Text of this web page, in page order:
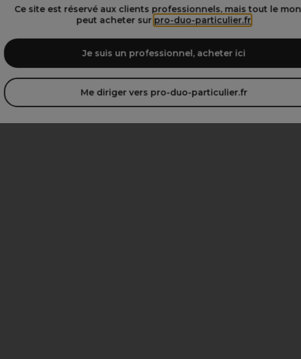
Ce site est réservé aux clients professionnels, mais tout le
peut acheter sur pro-duo-particulier.fr
Je suis un professionnel, acheter ici
Me diriger vers pro-duo-particulier.fr